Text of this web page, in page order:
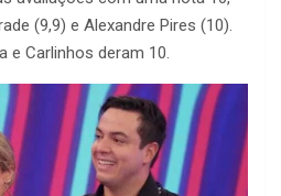
(9,9) e Alexandre Pires (10).
e Carlinhos deram 10.